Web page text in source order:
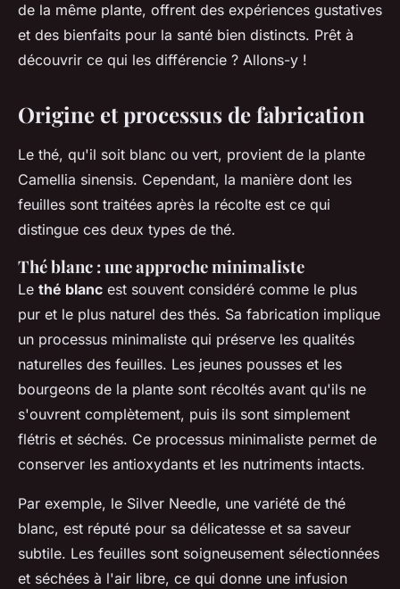
de la même plante, offrent des expériences gustatives
et des bienfaits pour la santé bien distincts. Prêt à
découvrir ce qui les différencie ? Allons-y !
Origine et processus de fabrication
Le thé, qu'il soit blanc ou vert, provient de la plante
Camellia sinensis. Cependant, la manière dont les
feuilles sont traitées après la récolte est ce qui
distingue ces deux types de thé.
Thé blanc : une approche minimaliste
Le thé blanc est souvent considéré comme le plus
pur et le plus naturel des thés. Sa fabrication implique
un processus minimaliste qui préserve les qualités
naturelles des feuilles. Les jeunes pousses et les
bourgeons de la plante sont récoltés avant qu'ils ne
s'ouvrent complètement, puis ils sont simplement
flétris et séchés. Ce processus minimaliste permet de
conserver les antioxydants et les nutriments intacts.
Par exemple, le Silver Needle, une variété de thé
blanc, est réputé pour sa délicatesse et sa saveur
subtile. Les feuilles sont soigneusement sélectionnées
et séchées à l'air libre, ce qui donne une infusion